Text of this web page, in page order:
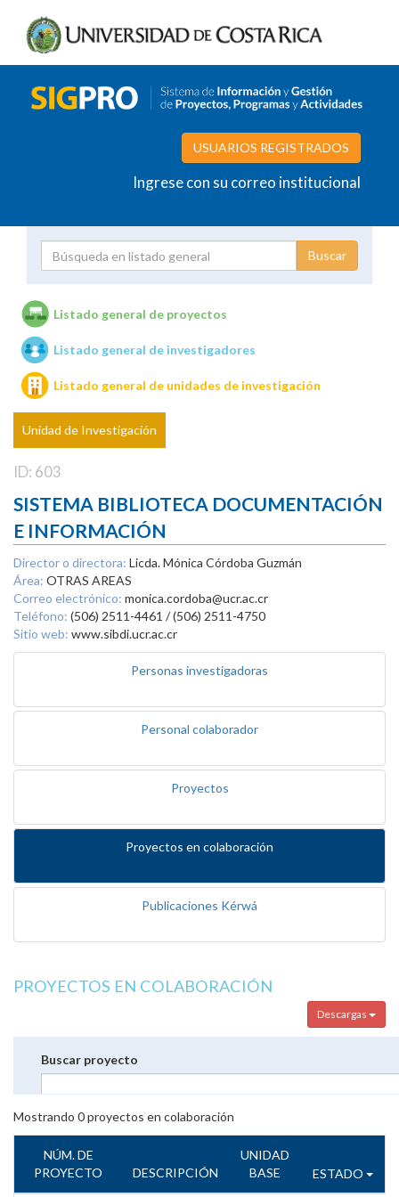
USUARIOS REGISTRADOS
Ingrese con su correo institucional
Unidades de investigación
Listado general de proyectos
Listado general de investigadores
Listado general de unidades de investigación
Unidad de Investigación
ID: 603
SISTEMA BIBLIOTECA DOCUMENTACIÓN
E INFORMACIÓN
Director o directora: Licda. Mónica Córdoba Guzmán
Área: OTRAS AREAS
Correo electrónico: monica.cordoba@ucr.ac.cr
Teléfono: (506) 2511-4461 / (506) 2511-4750
Sitio web: www.sibdi.ucr.ac.cr
Personas investigadoras
Personal colaborador
Proyectos
Proyectos en colaboración
Publicaciones Kérwá
PROYECTOS EN COLABORACIÓN
Descargas
Buscar proyecto
Mostrando 0proyectos en colaboración
NÚM. DE
PROYECTO
DESCRIPCIÓN
UNIDAD
BASE
ESTADO